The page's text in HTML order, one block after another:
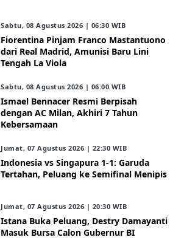
Sabtu, 08 Agustus 2026 | 06:30 WIB
Fiorentina Pinjam Franco Mastantuono
dari Real Madrid, Amunisi Baru Lini
Tengah La Viola
Sabtu, 08 Agustus 2026 | 06:00 WIB
Ismael Bennacer Resmi Berpisah
dengan AC Milan, Akhiri 7 Tahun
Kebersamaan
Jumat, 07 Agustus 2026 | 22:30 WIB
Indonesia vs Singapura 1-1: Garuda
Tertahan, Peluang ke Semifinal Menipis
Jumat, 07 Agustus 2026 | 20:30 WIB
Istana Buka Peluang, Destry Damayanti
Masuk Bursa Calon Gubernur BI